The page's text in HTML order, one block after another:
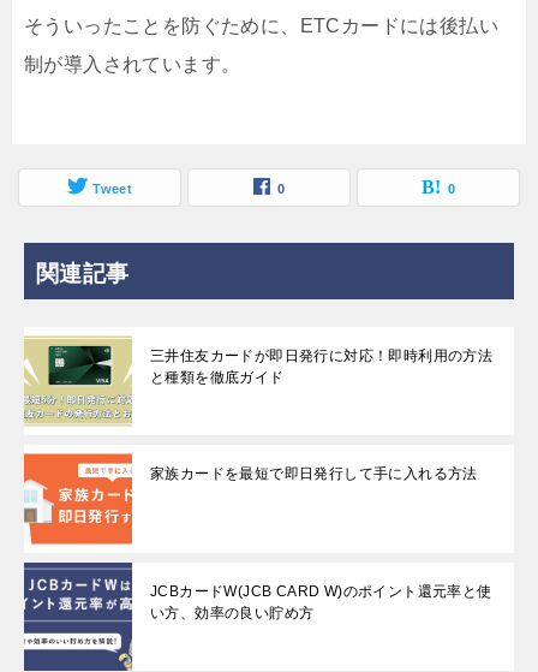
そういったことを防ぐために、ETCカードには後払い
制が導入されています。
Tweet 0 0
関連記事
三井住友カードが即日発行に対応！即時利用の方法
と種類を徹底ガイド
家族カードを最短で即日発行して手に入れる方法
JCBカードW(JCB CARD W)のポイント還元率と使
い方、効率の良い貯め方